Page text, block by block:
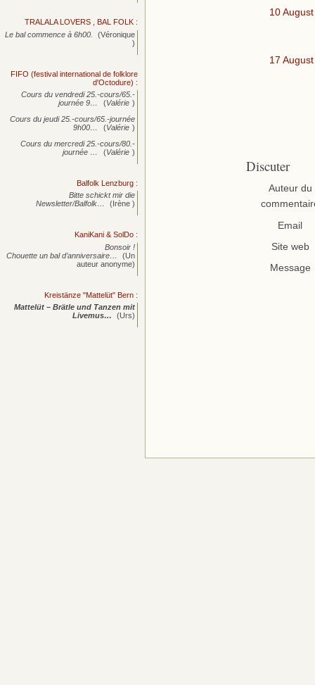
10
17
Discuter
Auteur du
Email
Site web
Message
TRALALA LOVERS , BAL FOLK :
Le bal commence à 6h00.
(Véronique
)
FIFO (festival international de folklore
d'Octodure) :
Cours du vendredi 25.-cours/65.-
journée 9… (Valérie )
Cours du jeudi 25.-cours/65.-journée
9h00…
(Valérie )
Cours du mercredi 25.-cours/80.-
journée … (Valérie )
Balfolk Lenzburg :
Bitte schickt mir die
Newsletter/Balfolk…
(Irène )
KaniKani & SolDo :
Bonsoir !
Chouette un bal d’anniversaire…
(Un
auteur anonyme)
Kreistänze "Mattelüt" Bern :
Mattelüt – Brätle und Tanzen mit
Livemus…
(Urs)